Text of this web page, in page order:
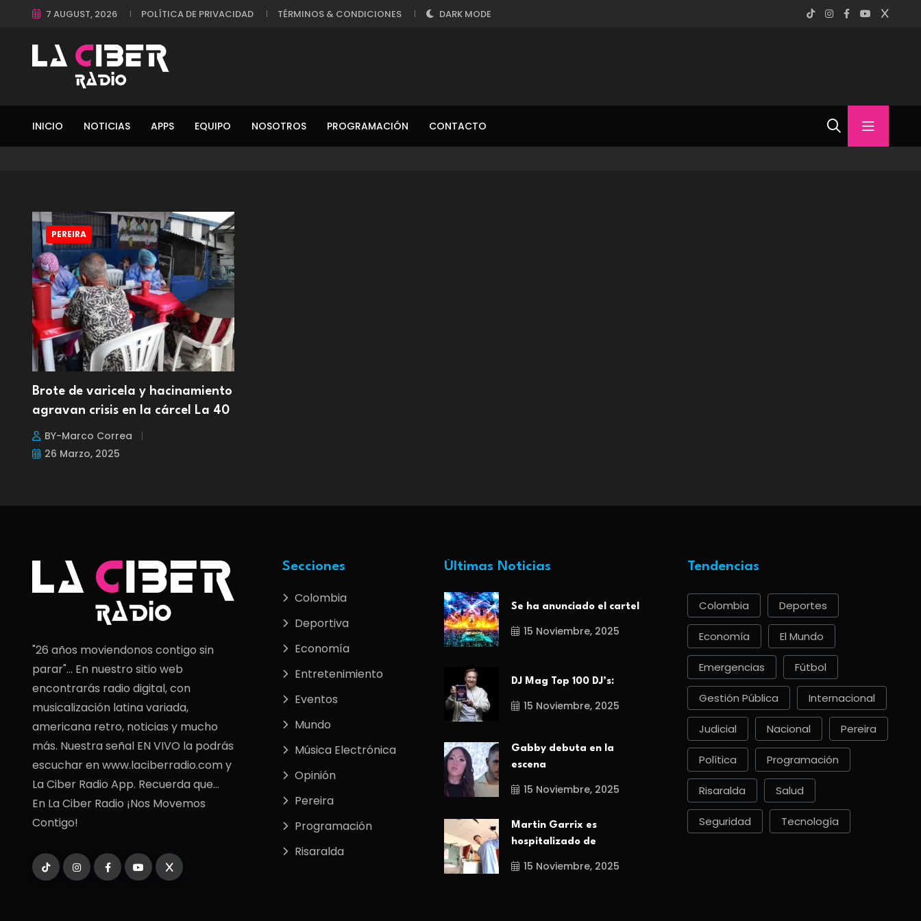
7 AUGUST, 2026 POLÍTICA DE PRIVACIDAD TÉRMINOS & CONDICIONES DARK MODE
INICIO NOTICIAS APPS EQUIPO NOSOTROS PROGRAMACIÓN CONTACTO
PEREIRA
Brote de varicela y hacinamiento
agravan crisis en la cárcel La 40
BY-Marco Correa
26 Marzo, 2025
"26 años moviendonos contigo sin
parar"... En nuestro sitio web
encontrarás radio digital, con
musicalización latina variada,
americana retro, noticias y mucho
más. Nuestra señal EN VIVO la podrás
escuchar en www.laciberradio.com y
La Ciber Radio App. Recuerda que...
En La Ciber Radio ¡Nos Movemos
Contigo!
Secciones
Colombia
Deportiva
Economía
Entretenimiento
Eventos
Mundo
Música Electrónica
Opinión
Pereira
Programación
Risaralda
Últimas Noticias
Se ha anunciado el cartel
15 Noviembre, 2025
DJ Mag Top 100 DJ’s:
15 Noviembre, 2025
Gabby debuta en la
escena
15 Noviembre, 2025
Martin Garrix es
hospitalizado de
15 Noviembre, 2025
Tendencias
Colombia Deportes
Economía El Mundo
Emergencias Fútbol
Gestión Pública Internacional
Judicial Nacional Pereira
Política Programación
Risaralda Salud
Seguridad Tecnología